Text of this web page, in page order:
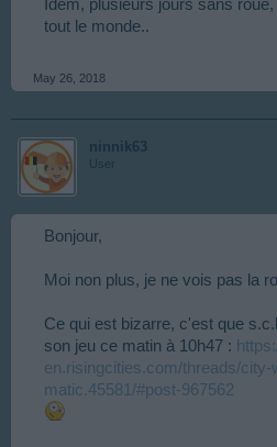
Idem, plusieurs jours sans
tout le monde..
May 26, 2018
ninnik63
User
Bonjour,
Moi non plus, je ne vois pas la
Ce qui est bizarre, c'est que
son jeu ce matin à 10h47 :
en.risingcities.com/threads/city-
matic.45581/#post-967562